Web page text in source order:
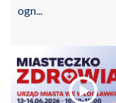
ogn...